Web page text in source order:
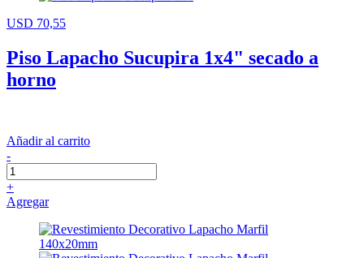
USD 70,55
Piso Lapacho Sucupira 1x4" secado a
horno
Añadir al carrito
-
+
Agregar